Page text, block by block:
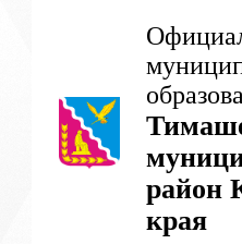
район
края